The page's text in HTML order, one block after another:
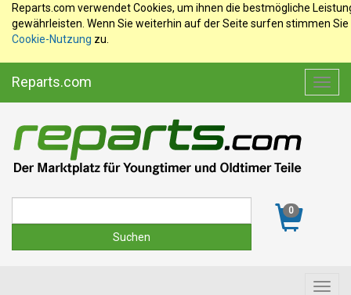
Reparts.com verwendet Cookies, um ihnen die bestmögliche
gewährleisten. Wenn Sie weiterhin auf der Seite surfen stimmen Sie
Cookie-Nutzung zu.
Reparts.com
0